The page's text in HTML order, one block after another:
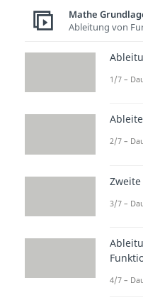
Zeile
Dein
linken
Mathe
Ableitung von
1/7 –
2/7 –
3/7 –
4/7 –